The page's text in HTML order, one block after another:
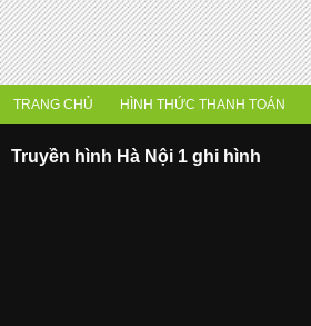
TRANG CHỦ HÌNH THỨC THANH TOÁN
Truyền hình Hà Nội 1 ghi hình